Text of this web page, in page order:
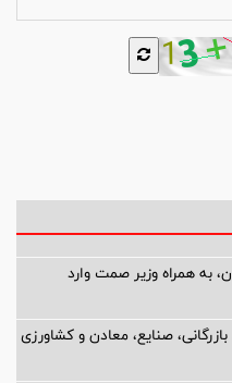
به همراه وزیر صمت وارد
صنایع، معادن و کشاورزی